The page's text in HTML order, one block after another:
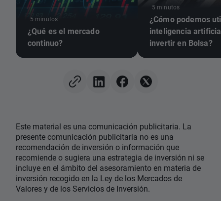
5 minutos
¿Qué es el mercado
continuo?
5 minutos
¿Cómo podemos
inteligencia
invertir en Bolsa?
Este material es una comunicación publicitaria. La
presente comunicación publicitaria no es una
recomendación de inversión o información que
recomiende o sugiera una estrategia de inversión ni se
incluye en el ámbito del asesoramiento en materia de
inversión recogido en la Ley de los Mercados de
Valores y de los Servicios de Inversión.